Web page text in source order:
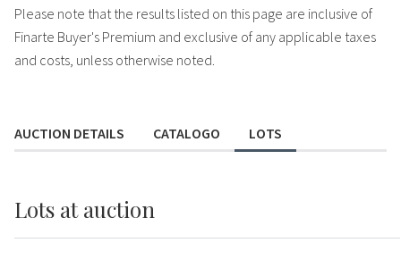
Please note that the results listed on this page are inclusive of
Finarte Buyer's Premium and exclusive of any applicable taxes
and costs, unless otherwise noted.
AUCTION DETAILS CATALOGO LOTS
Lots at auction